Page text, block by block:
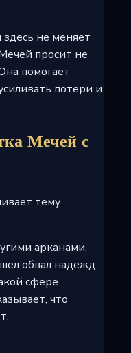
не меняет
просит не
помогает
потери и
Мечей с
тему
арканами,
обвал надежд.
сфере
что